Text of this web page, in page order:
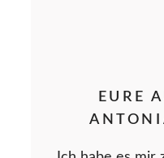
EURE